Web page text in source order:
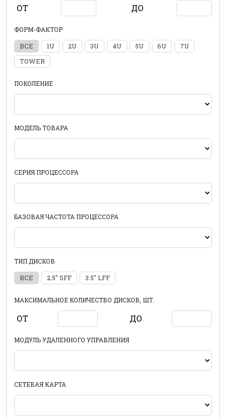
ОТ ДО
ФОРМ-ФАКТОР
ВСЕ 1U 2U 3U 4U 5U 6U
7U
TOWER
ПОКОЛЕНИЕ
МОДЕЛЬ ТОВАРА
СЕРИЯ ПРОЦЕССОРА
БАЗОВАЯ ЧАСТОТА ПРОЦЕССОРА
ТИП ДИСКОВ
ВСЕ 2.5" SFF 3.5" LFF
МАКСИМАЛЬНОЕ КОЛИЧЕСТВО ДИСКОВ, ШТ.
ОТ ДО
МОДУЛЬ УДАЛЕННОГО УПРАВЛЕНИЯ
СЕТЕВАЯ КАРТА